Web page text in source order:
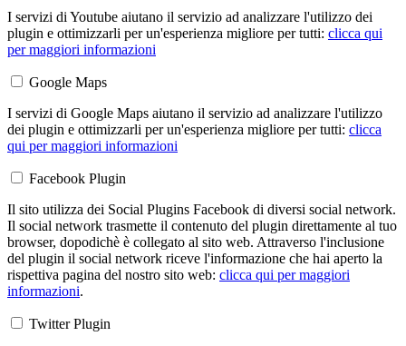
I servizi di Youtube aiutano il servizio ad analizzare l'utilizzo dei
plugin e ottimizzarli per un'esperienza migliore per tutti: clicca qui
per maggiori informazioni
Google Maps
I servizi di Google Maps aiutano il servizio ad analizzare l'utilizzo
dei plugin e ottimizzarli per un'esperienza migliore per tutti: clicca
qui per maggiori informazioni
Facebook Plugin
Il sito utilizza dei Social Plugins Facebook di diversi social network.
Il social network trasmette il contenuto del plugin direttamente al tuo
browser, dopodichè è collegato al sito web. Attraverso l'inclusione
del plugin il social network riceve l'informazione che hai aperto la
rispettiva pagina del nostro sito web: clicca qui per maggiori
informazioni.
Twitter Plugin